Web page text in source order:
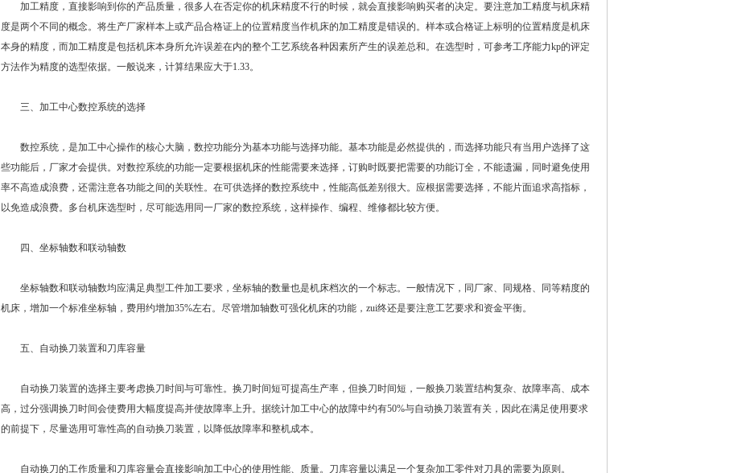
加工精度，直接影响到你的产品质量，很多人在否定你的机床精度不行的时候，就会直接影响购买者的决定。要注意加工精度与机床精
度是两个不同的概念。将生产厂家样本上或产品合格证上的位置精度当作机床的加工精度是错误的。样本或合格证上标明的位置精度是机床
本身的精度，而加工精度是包括机床本身所允许误差在内的整个工艺系统各种因素所产生的误差总和。在选型时，可参考工序能力kp的评定
方法作为精度的选型依据。一般说来，计算结果应大于1.33。
三、加工中心数控系统的选择
数控系统，是加工中心操作的核心大脑，数控功能分为基本功能与选择功能。基本功能是必然提供的，而选择功能只有当用户选择了这
些功能后，厂家才会提供。对数控系统的功能一定要根据机床的性能需要来选择，订购时既要把需要的功能订全，不能遗漏，同时避免使用
率不高造成浪费，还需注意各功能之间的关联性。在可供选择的数控系统中，性能高低差别很大。应根据需要选择，不能片面追求高指标，
以免造成浪费。多台机床选型时，尽可能选用同一厂家的数控系统，这样操作、编程、维修都比较方便。
四、坐标轴数和联动轴数
坐标轴数和联动轴数均应满足典型工件加工要求，坐标轴的数量也是机床档次的一个标志。一般情况下，同厂家、同规格、同等精度的
机床，增加一个标准坐标轴，费用约增加35%左右。尽管增加轴数可强化机床的功能，zui终还是要注意工艺要求和资金平衡。
五、自动换刀装置和刀库容量
自动换刀装置的选择主要考虑换刀时间与可靠性。换刀时间短可提高生产率，但换刀时间短，一般换刀装置结构复杂、故障率高、成本
高，过分强调换刀时间会使费用大幅度提高并使故障率上升。据统计加工中心的故障中约有50%与自动换刀装置有关，因此在满足使用要求
的前提下，尽量选用可靠性高的自动换刀装置，以降低故障率和整机成本。
自动换刀的工作质量和刀库容量会直接影响加工中心的使用性能、质量。刀库容量以满足一个复杂加工零件对刀具的需要为原则。